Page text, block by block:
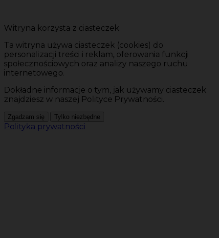
Witryna korzysta z ciasteczek
Ta witryna używa ciasteczek (cookies) do
personalizacji treści i reklam, oferowania funkcji
społecznościowych oraz analizy naszego ruchu
internetowego.
Dokładne informacje o tym, jak używamy ciasteczek
znajdziesz w naszej Polityce Prywatności.
Zgadzam się Tylko niezbędne
Polityka prywatności